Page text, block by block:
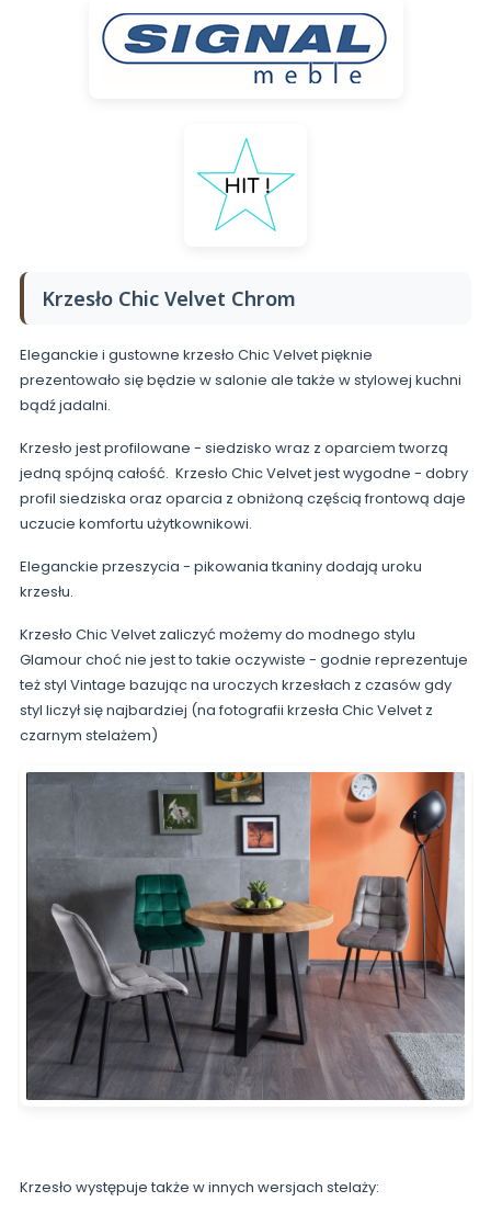
Krzesło Chic Velvet Chrom
Eleganckie i gustowne krzesło Chic Velvet pięknie
prezentowało się będzie w salonie ale także w stylowej kuchni
bądź jadalni.
Krzesło jest profilowane - siedzisko wraz z oparciem tworzą
jedną spójną całość. Krzesło Chic Velvet jest wygodne - dobry
profil siedziska oraz oparcia z obniżoną częścią frontową daje
uczucie komfortu użytkownikowi.
Eleganckie przeszycia - pikowania tkaniny dodają uroku
krzesłu.
Krzesło Chic Velvet zaliczyć możemy do modnego stylu
Glamour choć nie jest to takie oczywiste - godnie reprezentuje
też styl Vintage bazując na uroczych krzesłach z czasów gdy
styl liczył się najbardziej (na fotografii krzesła Chic Velvet z
czarnym stelażem)
Krzesło występuje także w innych wersjach stelaży: